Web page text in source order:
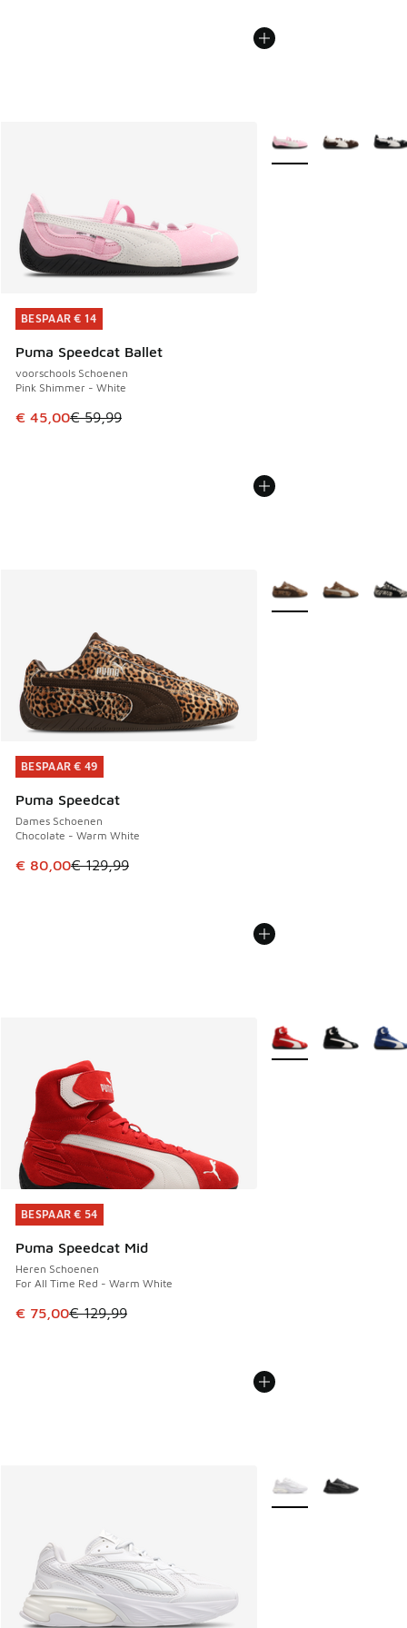
BESPAAR € 14
Puma Speedcat Ballet
voorschools Schoenen
Pink Shimmer - White
Dit artikel is in de uitverkoop. Dit artikel is in de
€ 45,00€ 59,99
BESPAAR € 14
Meer kleuren
BESPAAR € 49
Puma Speedcat
Dames Schoenen
Chocolate - Warm White
Dit artikel is in de uitverkoop. Dit artikel is in de
€ 80,00€ 129,99
BESPAAR € 49
Meer kleuren
BESPAAR € 54
Puma Speedcat Mid
Heren Schoenen
For All Time Red - Warm White
Dit artikel is in de uitverkoop. Dit artikel is in de
€ 75,00€ 129,99
BESPAAR € 54
Meer kleuren
Meer kleuren